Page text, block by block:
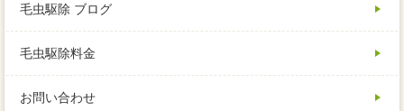
毛虫駆除 ブログ
毛虫駆除料金
お問い合わせ